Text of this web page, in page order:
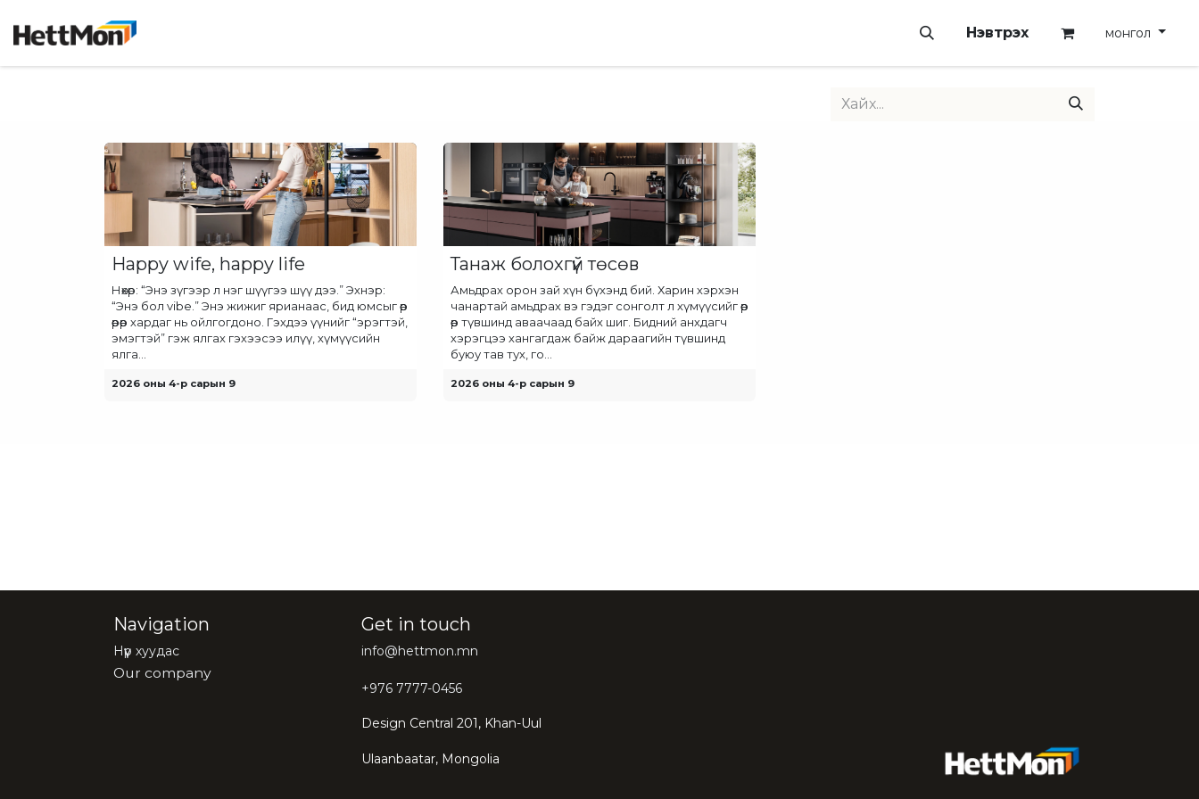
Нэвтрэх монгол
Happy wife, happy life
Нөхөр: “Энэ зүгээр л нэг шүүгээ шүү дээ.” Эхнэр:
“Энэ бол vibe.” Энэ жижиг ярианаас, бид юмсыг өөр
өөрөөр хардаг нь ойлгогдоно. Гэхдээ үүнийг “эрэгтэй,
эмэгтэй” гэж ялгах гэхээсээ илүү, хүмүүсийн
ялга...
2026 оны 4-р сарын 9
Танаж болохгүй төсөв
Амьдрах орон зай хүн бүхэнд бий. Харин хэрхэн
чанартай амьдрах вэ гэдэг сонголт л хүмүүсийг өөр
өөр түвшинд аваачаад байх шиг. Бидний анхдагч
хэрэгцээ хангагдаж байж дараагийн түвшинд
буюу тав тух, го...
2026 оны 4-р сарын 9
Navigation
Нүүр хуудас
Our company
Get in touch
info@hettmon.mn
+976 7777-0456
Design Central 201, Khan-Uul
Ulaanbaatar, Mongolia